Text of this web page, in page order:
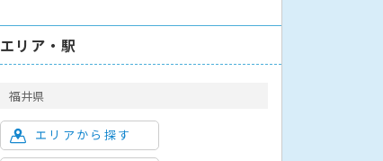
エリア・駅
福井県
エリアから探す